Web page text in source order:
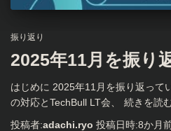
振り返り
2025年11月を振り
はじめに 2025年11月を振り返って
の対応とTechBull LT会、
続きを読
投稿者:adachi.ryo 投稿日時:8か月